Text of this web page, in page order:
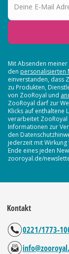
Mit Absenden
den personalisierten
einverstanden, dass
zu Produkten,
von ZooRoyal und
ZooRoyal darf zur
Klicks auf enthaltene
verarbeitet
Informationen zur
den
jederzeit mit
Ende eines jeden
zooroyal.de/
Kontakt
0221/1773-